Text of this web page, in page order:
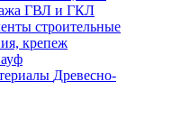
ГВЛ и ГКЛ
строительные
крепеж
Древесно-